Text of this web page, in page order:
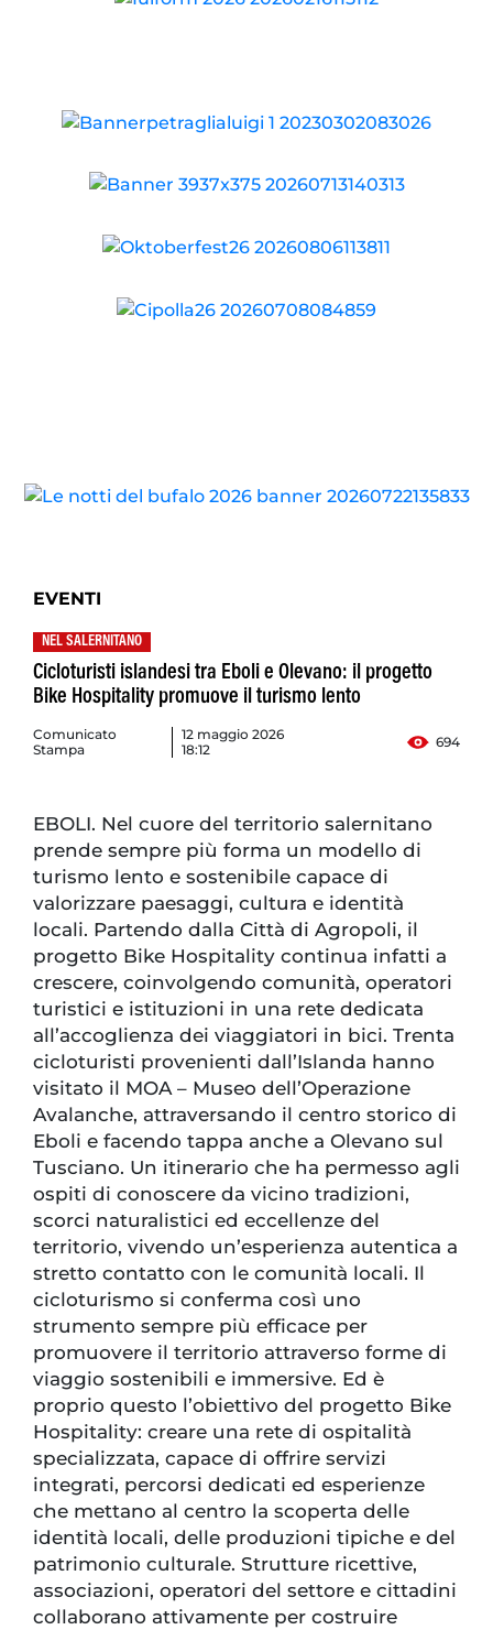
EVENTI
NEL SALERNITANO
Cicloturisti islandesi tra Eboli e Olevano: il progetto
Bike Hospitality promuove il turismo lento
Comunicato
Stampa
12 maggio 2026
18:12
694
EBOLI. Nel cuore del territorio salernitano
prende sempre più forma un modello di
turismo lento e sostenibile capace di
valorizzare paesaggi, cultura e identità
locali. Partendo dalla Città di Agropoli, il
progetto Bike Hospitality continua infatti a
crescere, coinvolgendo comunità, operatori
turistici e istituzioni in una rete dedicata
all’accoglienza dei viaggiatori in bici. Trenta
cicloturisti provenienti dall’Islanda hanno
visitato il MOA – Museo dell’Operazione
Avalanche, attraversando il centro storico di
Eboli e facendo tappa anche a Olevano sul
Tusciano. Un itinerario che ha permesso agli
ospiti di conoscere da vicino tradizioni,
scorci naturalistici ed eccellenze del
territorio, vivendo un’esperienza autentica a
stretto contatto con le comunità locali. Il
cicloturismo si conferma così uno
strumento sempre più efficace per
promuovere il territorio attraverso forme di
viaggio sostenibili e immersive. Ed è
proprio questo l’obiettivo del progetto Bike
Hospitality: creare una rete di ospitalità
specializzata, capace di offrire servizi
integrati, percorsi dedicati ed esperienze
che mettano al centro la scoperta delle
identità locali, delle produzioni tipiche e del
patrimonio culturale. Strutture ricettive,
associazioni, operatori del settore e cittadini
collaborano attivamente per costruire